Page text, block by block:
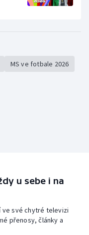
MS ve fotbale 2026
u sebe i na
ve své chytré televizi
přenosy, články a